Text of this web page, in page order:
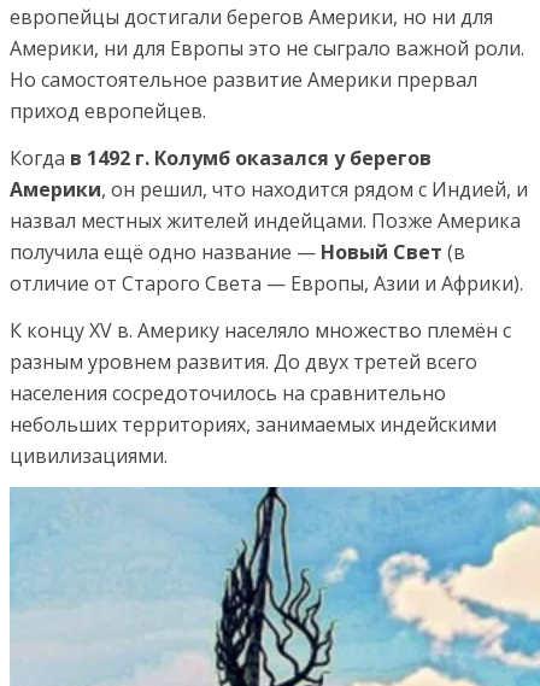
европейцы достигали берегов Америки, но ни для
Америки, ни для Европы это не сыграло важной роли.
Но самостоятельное развитие Америки прервал
приход европейцев.
Когда в 1492 г. Колумб оказался у берегов
Америки, он решил, что находится рядом с Индией, и
назвал местных жителей индейцами. Позже Америка
получила ещё одно название — Новый Свет (в
отличие от Старого Света — Европы, Азии и Африки).
К концу XV в. Америку населяло множество племён с
разным уровнем развития. До двух третей всего
населения сосредоточилось на сравнительно
небольших территориях, занимаемых индейскими
цивилизациями.